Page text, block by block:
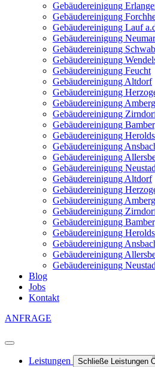
Gebäudereinigung
Gebäudereinigung
Gebäudereinigung Lauf
Gebäudereinigung
Gebäudereinigung
Gebäudereinigung
Gebäudereinigung Feucht
Gebäudereinigung Altdorf
Gebäudereinigung
Gebäudereinigung Amberg
Gebäudereinigung
Gebäudereinigung
Gebäudereinigung
Gebäudereinigung
Gebäudereinigung
Gebäudereinigung
Gebäudereinigung Altdorf
Gebäudereinigung
Gebäudereinigung Amberg
Gebäudereinigung
Gebäudereinigung
Gebäudereinigung
Gebäudereinigung
Gebäudereinigung
Gebäudereinigung
Blog
Jobs
Kontakt
ANFRAGE
Leistungen Schließe Leistungen